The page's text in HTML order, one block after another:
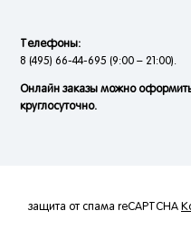
Телефоны:
8 (495) 66-44-695 (9:00 – 21:00).
Онлайн заказы можно
круглосуточно.
защита от спама reCAPTCHA